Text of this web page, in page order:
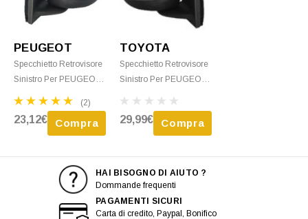
PEUGEOT
Specchietto Retrovisore
Sinistro Per PEUGEOT
107 Dal 2005 Al 2012
Meccanico, Con Primer,
Nuovo
(2)
23,12€ Compra
TOYOTA
Specchietto Retrovisore
Sinistro Per PEUGEOT
Meccanico Nero Nuovo
29,99€ Compra
HAI BISOGNO DI AIUTO ?
Dommande frequenti
PAGAMENTI SICURI
Carta di credito, Paypal, Bonifico